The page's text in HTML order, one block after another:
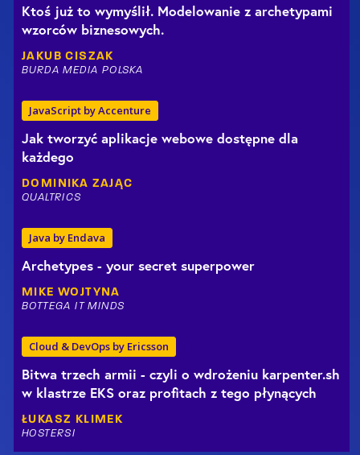
Ktoś już to wymyślił. Modelowanie z archetypami
wzorców biznesowych.
JAKUB CISZAK
BURDA MEDIA POLSKA
JavaScript by Accenture
Jak tworzyć aplikacje webowe dostępne dla
każdego
DOMINIKA ZAJĄC
QUALTRICS
Java by Endava
Archetypes - your secret superpower
MIKE WOJTYNA
BOTTEGA IT MINDS
Cloud & DevOps by Ericsson
Bitwa trzech armii - czyli o wdrożeniu karpenter.sh
w klastrze EKS oraz profitach z tego płynących
ŁUKASZ KLIMEK
HOSTERSI